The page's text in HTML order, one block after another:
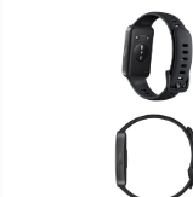
Telefoane mobile
Telefoane mobile
Telefoane mobile
Telefoane mobile
Telefoane mobile
Telefoane mobile